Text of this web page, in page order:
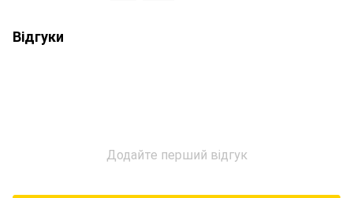
Відгуки
Додайте перший відгук